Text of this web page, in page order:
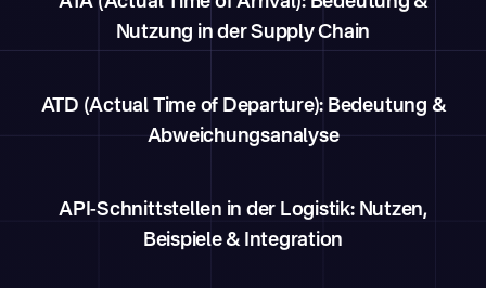
Nutzung in der Supply Chain
ATD (Actual Time of Departure): Bedeutung &
Abweichungsanalyse
API-Schnittstellen in der Logistik: Nutzen,
Beispiele & Integration